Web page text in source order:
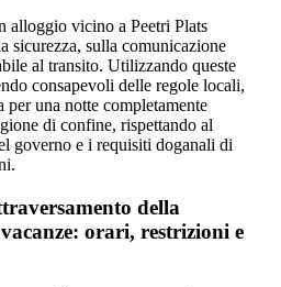
alloggio vicino a Peetri Plats
sicurezza, sulla comunicazione
al transito. Utilizzando queste
consapevoli delle regole locali,
una notte completamente
di confine, rispettando al
governo e i requisiti doganali di
della
orari, restrizioni e